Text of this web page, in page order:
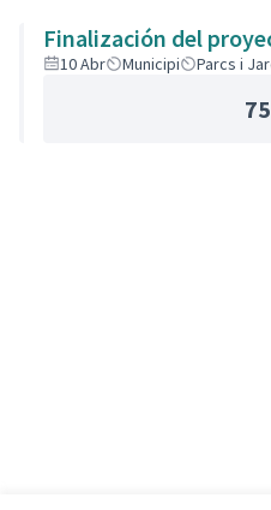
Finalización del
10 Abr Municipi Parcs i